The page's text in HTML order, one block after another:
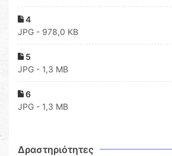
4
JPG - 978,0 KB
5
JPG - 1,3 MB
6
JPG - 1,3 MB
Δραστηριότητες